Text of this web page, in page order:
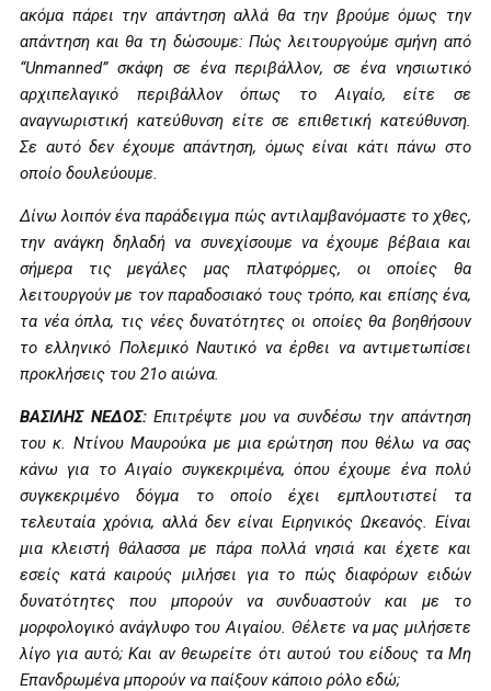
ακόμα πάρει την απάντηση αλλά θα την βρούμε όμως την
απάντηση και θα τη δώσουμε: Πώς λειτουργούμε σμήνη από
“Unmanned” σκάφη σε ένα περιβάλλον, σε ένα νησιωτικό
αρχιπελαγικό περιβάλλον όπως το Αιγαίο, είτε σε
αναγνωριστική κατεύθυνση είτε σε επιθετική κατεύθυνση.
Σε αυτό δεν έχουμε απάντηση, όμως είναι κάτι πάνω στο
οποίο δουλεύουμε.
Δίνω λοιπόν ένα παράδειγμα πώς αντιλαμβανόμαστε το χθες,
την ανάγκη δηλαδή να συνεχίσουμε να έχουμε βέβαια και
σήμερα τις μεγάλες μας πλατφόρμες, οι οποίες θα
λειτουργούν με τον παραδοσιακό τους τρόπο, και επίσης ένα,
τα νέα όπλα, τις νέες δυνατότητες οι οποίες θα βοηθήσουν
το ελληνικό Πολεμικό Ναυτικό να έρθει να αντιμετωπίσει
προκλήσεις του 21ο αιώνα.
ΒΑΣΙΛΗΣ ΝΕΔΟΣ:Επιτρέψτε μου να συνδέσω την απάντηση
του κ. Ντίνου Μαυρούκα με μια ερώτηση που θέλω να σας
κάνω για το Αιγαίο συγκεκριμένα, όπου έχουμε ένα πολύ
συγκεκριμένο δόγμα το οποίο έχει εμπλουτιστεί τα
τελευταία χρόνια, αλλά δεν είναι Ειρηνικός Ωκεανός. Είναι
μια κλειστή θάλασσα με πάρα πολλά νησιά και έχετε και
εσείς κατά καιρούς μιλήσει για το πώς διαφόρων ειδών
δυνατότητες που μπορούν να συνδυαστούν και με το
μορφολογικό ανάγλυφο του Αιγαίου. Θέλετε να μας μιλήσετε
λίγο για αυτό; Και αν θεωρείτε ότι αυτού του είδους τα Μη
Επανδρωμένα μπορούν να παίξουν κάποιο ρόλο εδώ;